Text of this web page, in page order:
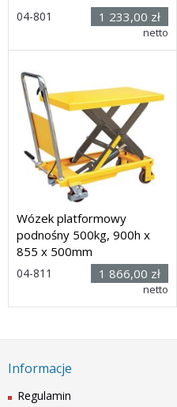
04-801 1 233,00 zł
netto
Dostawa: 14 dni
Wózek platformowy
podnośny 500kg, 900h x
855 x 500mm
04-811 1 866,00 zł
netto
Informacje
Regulamin